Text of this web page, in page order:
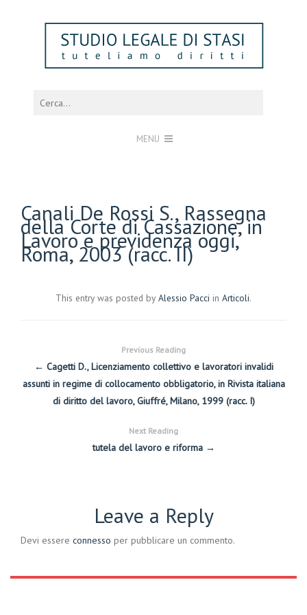
MENU
Canali De Rossi S., Rassegna
della Corte di Cassazione, in
Lavoro e previdenza oggi,
Roma, 2003 (racc. II)
This entry was posted by Alessio Pacci in Articoli.
Previous Reading
← Cagetti D., Licenziamento collettivo e lavoratori invalidi
assunti in regime di collocamento obbligatorio, in Rivista italiana
di diritto del lavoro, Giuffré, Milano, 1999 (racc. I)
Next Reading
tutela del lavoro e riforma →
Leave a Reply
Devi essere connesso per pubblicare un commento.